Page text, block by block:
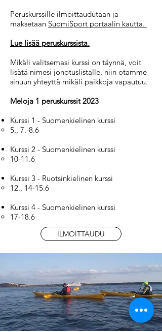
Peruskurssille ilmoittaudutaan ja
maksetaan SuomiSport portaalin kautta.
Lue lisää peruskurssista.
Mikäli valitsemasi kurssi on täynnä, voit
lisätä nimesi jonotuslistalle, niin otamme
sinuun yhteyttä mikäli paikkoja vapautuu.
Meloja 1 peruskurssit 2023
Kurssi 1 - Suomenkielinen kurssi
5., 7.-8.6
Kurssi 2 - Suomenkielinen kurssi
10-11.6
Kurssi 3 - Ruotsinkielinen kurssi
12., 14-15.6
Kurssi 4 - Suomenkielinen kurssi
17-18.6
ILMOITTAUDU